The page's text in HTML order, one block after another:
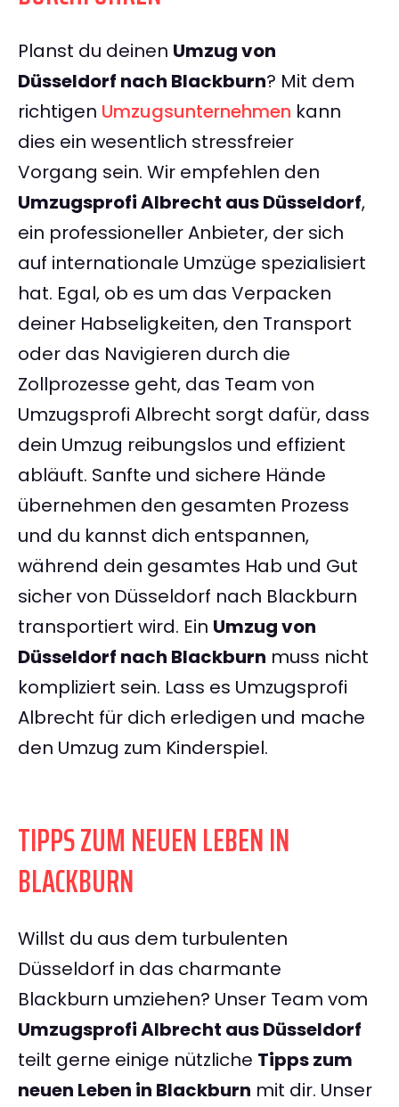
Planst du deinen Umzug von
Düsseldorf nach Blackburn? Mit dem
richtigen Umzugsunternehmen kann
dies ein wesentlich stressfreier
Vorgang sein. Wir empfehlen den
Umzugsprofi Albrecht aus Düsseldorf,
ein professioneller Anbieter, der sich
auf internationale Umzüge spezialisiert
hat. Egal, ob es um das Verpacken
deiner Habseligkeiten, den Transport
oder das Navigieren durch die
Zollprozesse geht, das Team von
Umzugsprofi Albrecht sorgt dafür, dass
dein Umzug reibungslos und effizient
abläuft. Sanfte und sichere Hände
übernehmen den gesamten Prozess
und du kannst dich entspannen,
während dein gesamtes Hab und Gut
sicher von Düsseldorf nach Blackburn
transportiert wird. Ein Umzug von
Düsseldorf nach Blackburn muss nicht
kompliziert sein. Lass es Umzugsprofi
Albrecht für dich erledigen und mache
den Umzug zum Kinderspiel.
TIPPS ZUM NEUEN LEBEN IN
BLACKBURN
Willst du aus dem turbulenten
Düsseldorf in das charmante
Blackburn umziehen? Unser Team vom
Umzugsprofi Albrecht aus Düsseldorf
teilt gerne einige nützliche Tipps zum
neuen Leben in Blackburn mit dir. Unser